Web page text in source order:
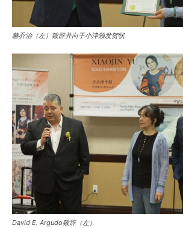
赫乔治（左）致辞并向于小津颁发贺状
David E. Argudo致辞（左）